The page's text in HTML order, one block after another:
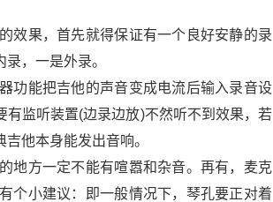
效果，首先就得保证有一个良好安静的录
，一是外录。
功能把吉他的声音变成电流后输入录音设
监听装置(边录边放)不然听不到效果，若
他本身能发出音响。
地方一定不能有喧嚣和杂音。再有，麦克
个小建议：即一般情况下，琴孔要正对着